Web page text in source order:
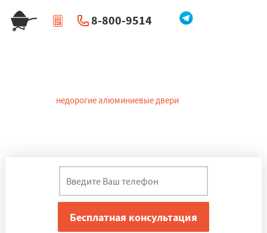
8-800-9514
недорогие алюминиевые двериобеспечивают